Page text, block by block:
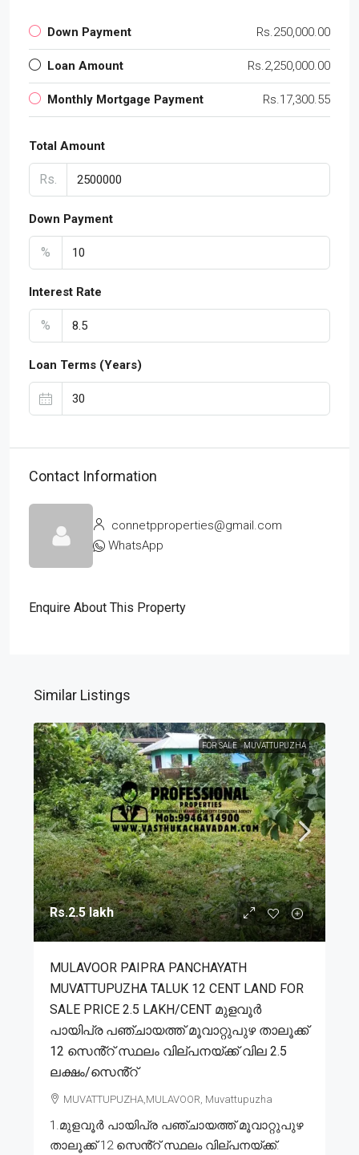
Down Payment Rs.250,000.00
Loan Amount Rs.2,250,000.00
Monthly Mortgage Payment Rs.17,300.55
Total Amount
Rs.
Down Payment
%
Interest Rate
%
Loan Terms (Years)
Contact Information
connetpproperties@gmail.com
WhatsApp
Enquire About This Property
Similar Listings
FOR SALE MUVATTUPUZHA
Rs.2.5 lakh
MULAVOOR PAIPRA PANCHAYATH
MUVATTUPUZHA TALUK 12 CENT LAND FOR
SALE PRICE 2.5 LAKH/CENT മുളവൂർ
പായിപ്ര പഞ്ചായത്ത് മൂവാറ്റുപുഴ താലൂക്ക്
12 സെൻ്റ് സ്ഥലം വില്പനയ്ക്ക് വില 2.5
ലക്ഷം/സെൻ്റ്
MUVATTUPUZHA,MULAVOOR, Muvattupuzha
1.മുളവൂർ പായിപ്ര പഞ്ചായത്ത് മൂവാറ്റുപുഴ
താലൂക്ക് 12 സെൻ്റ് സ്ഥലം വില്പനയ്ക്ക്.